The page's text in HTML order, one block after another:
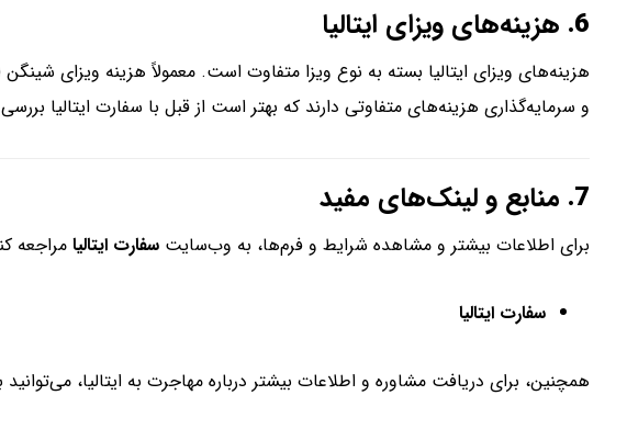
6. هزینه‌های ویزای ایتالیا
هزینه‌های ویزای ایتالیا بسته به نوع ویزا متفاوت است. معمولاً هزینه ویزای
و سرمایه‌گذاری هزینه‌های متفاوتی دارند که بهتر است از قبل با سفارت ایتالیا
7. منابع و لینک‌های مفید
برای اطلاعات بیشتر و مشاهده شرایط و فرم‌ها، به وب‌سایت سفارت ایتالیامراجعه
سفارت ایتالیا
همچنین، برای دریافت مشاوره و اطلاعات بیشتر درباره مهاجرت به ایتالیا،